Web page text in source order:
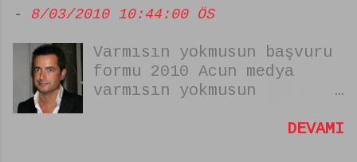
eylül 2013);ile
laptopunuzdan notebook
ununzdan her türlü
bookunuzdan :) telefonu
- 8/03/2010 10:44:00 ÖS
Varmısın yokmusun başvuru
formu 2010 Acun medya
varmısın yokmusun
beşlarken başvurulardaDEVAMI